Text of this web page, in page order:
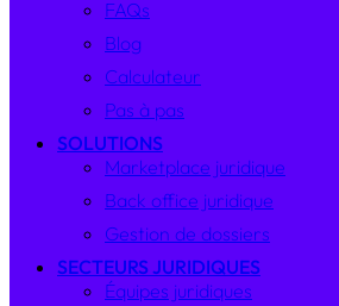
FAQs
Blog
Calculateur
Pas à pas
SOLUTIONS
Marketplace juridique
Back office juridique
Gestion de dossiers
SECTEURS JURIDIQUES
Équipes juridiques